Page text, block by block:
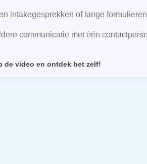
intakegesprekken of lange formulieren
communicatie met één
de video en ontdek het zelf!